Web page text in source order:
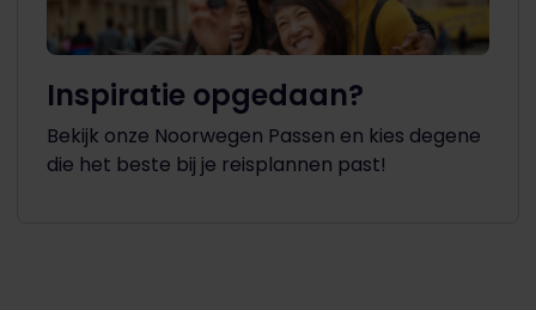
Inspiratie opgedaan?
Bekijk onze Noorwegen Passen en kies degene
die het beste bij je reisplannen past!